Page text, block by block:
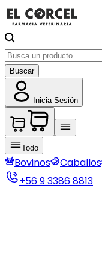
Buscar
Inicia Sesión
Todo
Bovinos Caballos
+56 9 3386 8813